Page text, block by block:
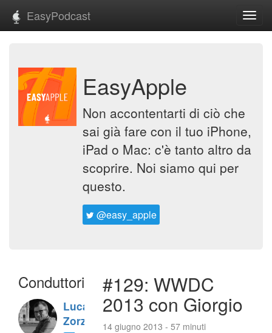
EasyPodcast
EasyApple
Non accontentarti di ciò che
sai già fare con il tuo iPhone,
iPad o Mac: c'è tanto altro da
scoprire. Noi siamo qui per
questo.
@easy_apple
Conduttori
Luca
Zorzi
#129: WWDC
2013 con Giorgio
14 giugno 2013 - 57 minuti